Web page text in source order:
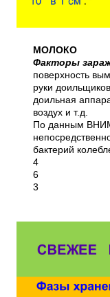
МОЛОКО
Факторы
поверхность
руки доильщиков,
доильная
воздух и т.д.
По данным
бактерий
4
6
3